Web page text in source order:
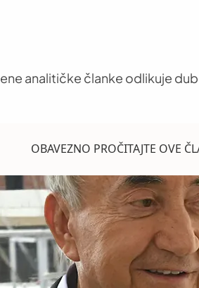
analitičke članke odlikuje
OBAVEZNO PROČITAJTE OVE